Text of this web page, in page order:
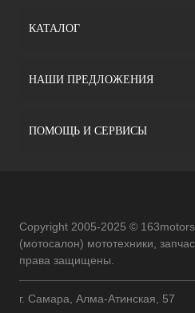
КАТАЛОГ
НАШИ ПРЕДЛОЖЕНИЯ
ПОМОЩЬ И СЕРВИСЫ
Copyright 2005-2025 ©
(мотосалон) мототехники,
права защищены.
г. Самара, Алма-Атинская, 57